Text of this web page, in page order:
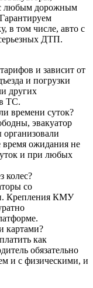
с любым дорожным
в том числе, авто с
ДТП.
и зависит от
и погрузки
других
ТС.
времени суток?
эвакуатор
время ожидания не
и при любых
колес?
со
Крепления КМУ
картами?
как
обязательно
и с физическими, и